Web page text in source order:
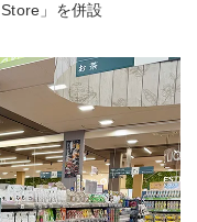
」を併設